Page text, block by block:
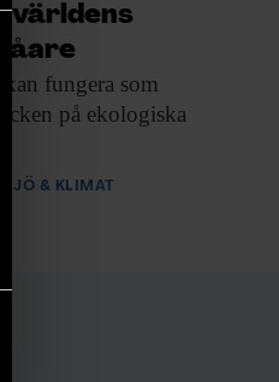
världens
fungera som
på ekologiska
& KLIMAT